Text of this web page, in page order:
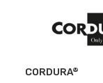
CORDURA®